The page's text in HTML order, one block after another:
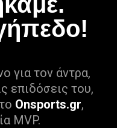
για τον άντρα,
επιδόσεις του,
Onsports.gr,
MVP.